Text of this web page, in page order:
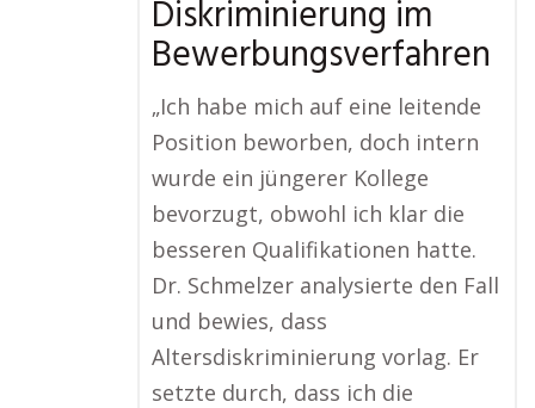
Diskriminierung im
Bewerbungsverfahren
„Ich habe mich auf eine leitende
Position beworben, doch intern
wurde ein jüngerer Kollege
bevorzugt, obwohl ich klar die
besseren Qualifikationen hatte.
Dr. Schmelzer analysierte den Fall
und bewies, dass
Altersdiskriminierung vorlag. Er
setzte durch, dass ich die